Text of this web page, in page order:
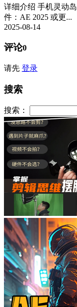
详细介绍 手机灵动
件：AE 2025 或更...
2025-08-14
评论0
请先 登录
搜索
搜索：